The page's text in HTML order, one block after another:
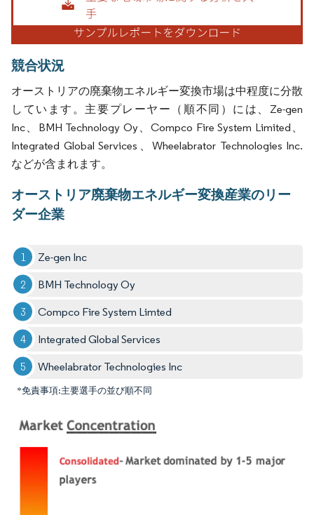
競合状況
オーストリアの廃棄物エネルギー変換市場は中程度に分散
しています。主要プレーヤー（順不同）には、Ze-gen
Inc、BMH Technology Oy、Compco Fire System Limited、
Integrated Global Services、Wheelabrator Technologies Inc.
などが含まれます。
オーストリア廃棄物エネルギー変換産業のリー
ダー企業
Ze-gen Inc
BMH Technology Oy
Compco Fire System Limted
Integrated Global Services
Wheelabrator Technologies Inc
*免責事項:主要選手の並び順不同